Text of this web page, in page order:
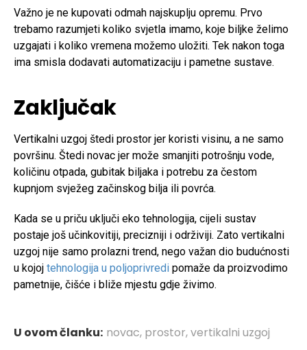
Važno je ne kupovati odmah najskuplju opremu. Prvo
trebamo razumjeti koliko svjetla imamo, koje biljke želimo
uzgajati i koliko vremena možemo uložiti. Tek nakon toga
ima smisla dodavati automatizaciju i pametne sustave.
Zaključak
Vertikalni uzgoj štedi prostor jer koristi visinu, a ne samo
površinu. Štedi novac jer može smanjiti potrošnju vode,
količinu otpada, gubitak biljaka i potrebu za čestom
kupnjom svježeg začinskog bilja ili povrća.
Kada se u priču uključi eko tehnologija, cijeli sustav
postaje još učinkovitiji, precizniji i održiviji. Zato vertikalni
uzgoj nije samo prolazni trend, nego važan dio budućnosti
u kojoj tehnologija u poljoprivredi pomaže da proizvodimo
pametnije, čišće i bliže mjestu gdje živimo.
U ovom članku: novac, prostor,vertikalni uzgoj